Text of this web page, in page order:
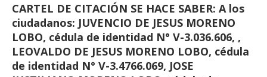
CARTEL DE CITACIÓN SE HACE SABER: A los
ciudadanos: JUVENCIO DE JESUS MORENO
LOBO, cédula de identidad N° V-3.036.606, ,
LEOVALDO DE JESUS MORENO LOBO, cédula
de identidad N° V-3.4766.069, JOSE